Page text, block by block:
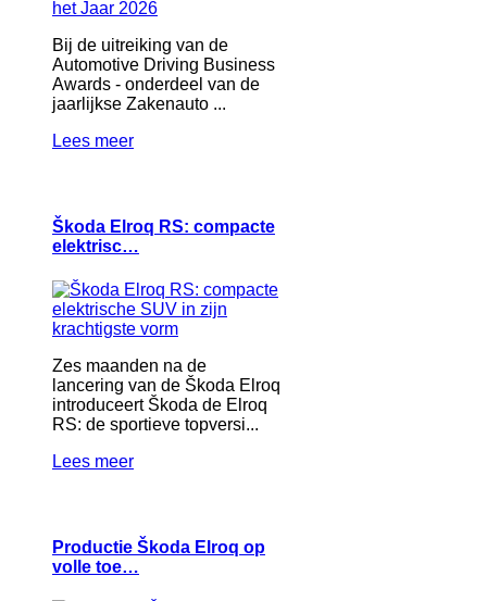
Bij de uitreiking van de
Automotive Driving Business
Awards - onderdeel van de
jaarlijkse Zakenauto ...
Lees meer
Škoda Elroq RS: compacte
elektrisc…
Zes maanden na de
lancering van de Škoda Elroq
introduceert Škoda de Elroq
RS: de sportieve topversi...
Lees meer
Productie Škoda Elroq op
volle toe…